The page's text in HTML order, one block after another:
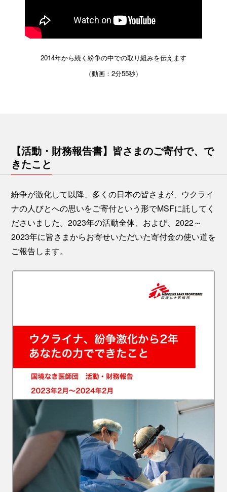
2014年から続く紛争の中での取り組みを伝えます
（動画：2分55秒）
【活動・財務報告書】皆さまのご寄付で、で
きたこと
紛争が激化して以降、多くの日本の皆さまが、ウクライ
ナの人びとへの思いをご寄付という形でMSFに託してく
ださいました。2023年の活動全体、および、2022～
2023年に皆さまからお寄せいただいた寄付金の使い道を
ご報告します。